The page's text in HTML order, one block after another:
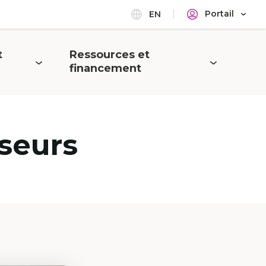
EN Portail
Ouvrir
Ressources et
financement